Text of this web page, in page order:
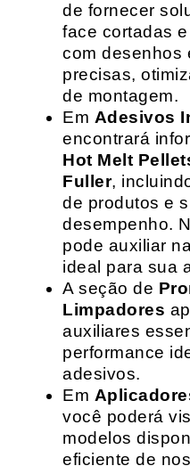
de fornecer
face cortadas
com desenhos
precisas,
de montagem.
Em Adesivos
encontrará
Hot Melt
Fuller,
de produtos e
desempenho.
pode auxiliar
ideal para sua
A seção de
Limpadores
auxiliares
performance
adesivos.
Em
você poderá
modelos
eficiente de